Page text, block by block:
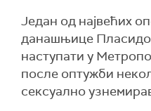
Један од највећих
данашњице
наступати у
после оптужби
сексуално